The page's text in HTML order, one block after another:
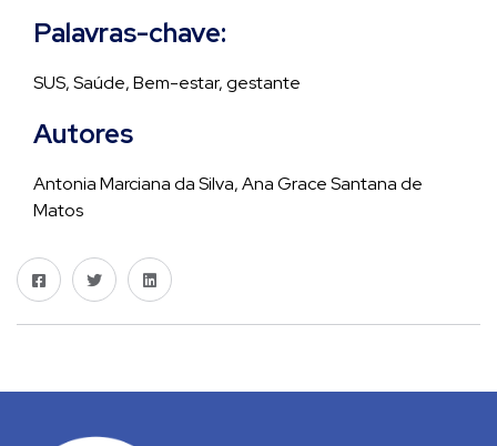
Palavras-chave:
SUS, Saúde, Bem-estar, gestante
Autores
Antonia Marciana da Silva, Ana Grace Santana de
Matos